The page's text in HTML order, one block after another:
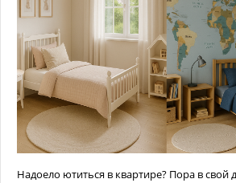
Надоело ютиться в квартире? Пора в свой